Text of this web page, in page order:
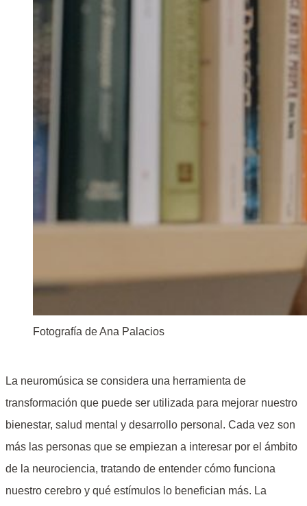
Fotografía de Ana Palacios
La neuromúsica se considera una herramienta de
transformación que puede ser utilizada para mejorar nuestro
bienestar, salud mental y desarrollo personal. Cada vez son
más las personas que se empiezan a interesar por el ámbito
de la neurociencia, tratando de entender cómo funciona
nuestro cerebro y qué estímulos lo benefician más. La